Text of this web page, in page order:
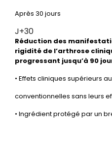
Après 30 jours
J+30
Réduction des
rigidité de l’arthrose
progressant jusqu’à 90
• Effets cliniques supérieurs
conventionnelles sans leurs
• Ingrédient protégé par un